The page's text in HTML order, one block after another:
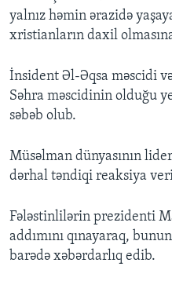
yalnız həmin ərazidə
xristianların daxil
İnsident Əl-Əqsa məscidi
Səhra məscidinin olduğu
səbəb olub.
Müsəlman dünyasının
dərhal təndiqi reaksiya
Fələstinlilərin prezidenti
addımını qınayaraq,
barədə xəbərdarlıq edib.